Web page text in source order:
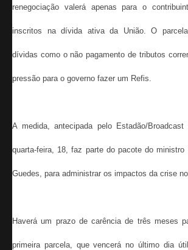
renegociação valerá apenas para o
inscritos na dívida ativa da União. O
dívidas como o não pagamento de tributos
pressão para o governo fazer um Refis.
A medida, antecipada pelo Estadão/
quarta-feira, 18, faz parte do pacote do ministro
Guedes, para administrar os impactos da crise no
Haverá um prazo de carência de três meses
primeira parcela, que vencerá no último dia